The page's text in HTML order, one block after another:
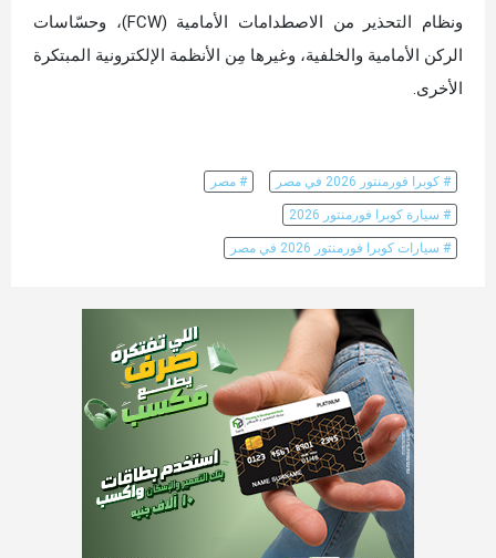
ونظام التحذير من الاصطدامات الأمامية (FCW)، وحسّاسات
الركن الأمامية والخلفية، وغيرها مِن الأنظمة الإلكترونية المبتكرة
الأخرى.
# كوبرا فورمنتور 2026 في مصر # مصر
# سيارة كوبرا فورمنتور 2026
# سيارات كوبرا فورمنتور 2026 في مصر